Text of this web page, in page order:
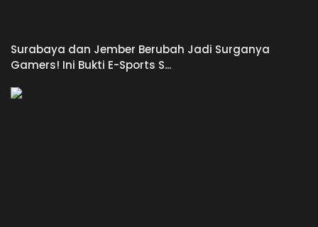
Surabaya dan Jember Berubah Jadi Surganya
Gamers! Ini Bukti E-Sports S...